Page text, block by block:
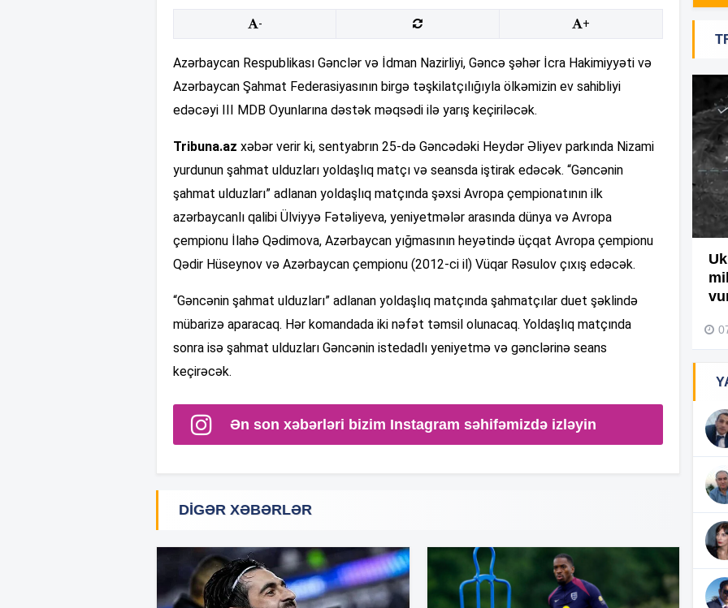
- +
Azərbaycan Respublikası Gənclər və İdman Nazirliyi, Gəncə şəhər İcra Hakimiyyəti və
Azərbaycan Şahmat Federasiyasının birgə təşkilatçılığıyla ölkəmizin ev sahibliyi
edəcəyi III MDB Oyunlarına dəstək məqsədi ilə yarış keçiriləcək.
Tribuna.az xəbər verir ki, sentyabrın 25-də Gəncədəki Heydər Əliyev parkında Nizami
yurdunun şahmat ulduzları yoldaşlıq matçı və seansda iştirak edəcək. “Gəncənin
şahmat ulduzları” adlanan yoldaşlıq matçında şəxsi Avropa çempionatının ilk
azərbaycanlı qalibi Ülviyyə Fətəliyeva, yeniyetmələr arasında dünya və Avropa
çempionu İlahə Qədimova, Azərbaycan yığmasının heyətində üçqat Avropa çempionu
Qədir Hüseynov və Azərbaycan çempionu (2012-ci il) Vüqar Rəsulov çıxış edəcək.
“Gəncənin şahmat ulduzları” adlanan yoldaşlıq matçında şahmatçılar duet şəklində
mübarizə aparacaq. Hər komandada iki nəfət təmsil olunacaq. Yoldaşlıq matçında
sonra isə şahmat ulduzları Gəncənin istedadlı yeniyetmə və gənclərinə seans
keçirəcək.
Ən son xəbərləri bizim Instagram səhifəmizdə izləyin
DIGƏR XƏBƏRLƏR
Ağdamda yanğını bu şəxs
04 Avqust 2026, 09:45